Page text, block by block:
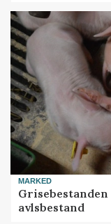
MARKED
avlsbestand